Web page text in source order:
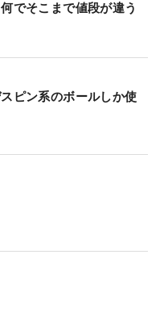
でそこまで値段が違う
ピン系のボールしか使